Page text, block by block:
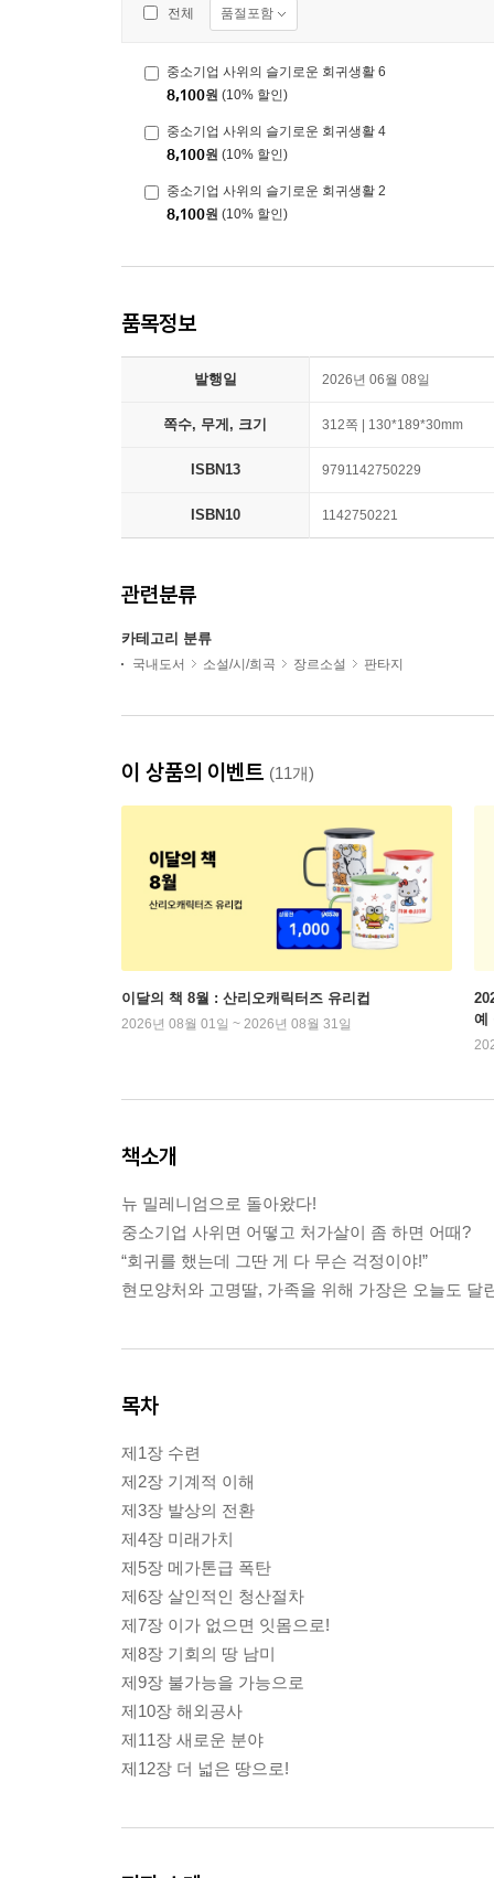
전체 품절포함
중소기업 사위의 슬기로운 회귀생활 6
8,100원 (10% 할인)
중소기업 사위의 슬기로운 회귀생활 4
8,100원 (10% 할인)
중소기업 사위의 슬기로운 회귀생활 2
8,100원 (10% 할인)
품목정보
발행일 2026년 06월 08일
쪽수, 무게, 크기 312쪽 | 130*189*30mm
ISBN13 9791142750229
ISBN10 1142750221
관련분류
카테고리 분류
국내도서 소설/시/희곡 장르소설 판타지
이 상품의 이벤트 (11개)
이달의 책 8월 : 산리오캐릭터즈 유리컵
2026년 08월 01일 ~ 2026년 08월 31일
예
책소개
뉴 밀레니엄으로 돌아왔다!
중소기업 사위면 어떻고 처가살이 좀 하면 어때?
“회귀를 했는데 그딴 게 다 무슨 걱정이야!”
현모양처와 고명딸, 가족을 위해 가장은 오늘도 달
목차
제1장 수련
제2장 기계적 이해
제3장 발상의 전환
제4장 미래가치
제5장 메가톤급 폭탄
제6장 살인적인 청산절차
제7장 이가 없으면 잇몸으로!
제8장 기회의 땅 남미
제9장 불가능을 가능으로
제10장 해외공사
제11장 새로운 분야
제12장 더 넓은 땅으로!